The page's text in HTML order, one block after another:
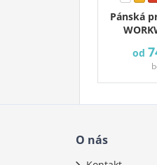
Pánská
od
O nás